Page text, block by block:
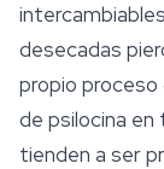
desecadas
propio proceso
de psilocina
tienden a ser